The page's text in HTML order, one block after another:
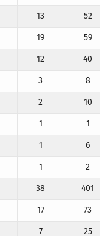
13 52
19 59
12 40
3 8
2 10
1 1
1 6
1 2
38 401
17 73
7 25